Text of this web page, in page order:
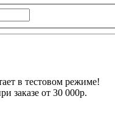
в тестовом режиме!
заказе от 30 000р.